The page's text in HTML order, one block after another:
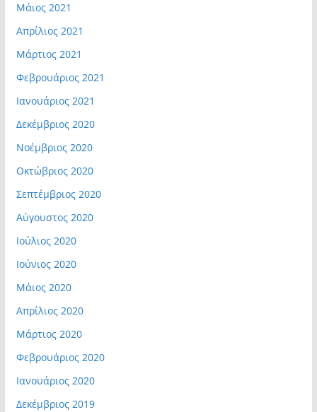
Μάιος 2021
Απρίλιος 2021
Μάρτιος 2021
Φεβρουάριος 2021
Ιανουάριος 2021
Δεκέμβριος 2020
Νοέμβριος 2020
Οκτώβριος 2020
Σεπτέμβριος 2020
Αύγουστος 2020
Ιούλιος 2020
Ιούνιος 2020
Μάιος 2020
Απρίλιος 2020
Μάρτιος 2020
Φεβρουάριος 2020
Ιανουάριος 2020
Δεκέμβριος 2019